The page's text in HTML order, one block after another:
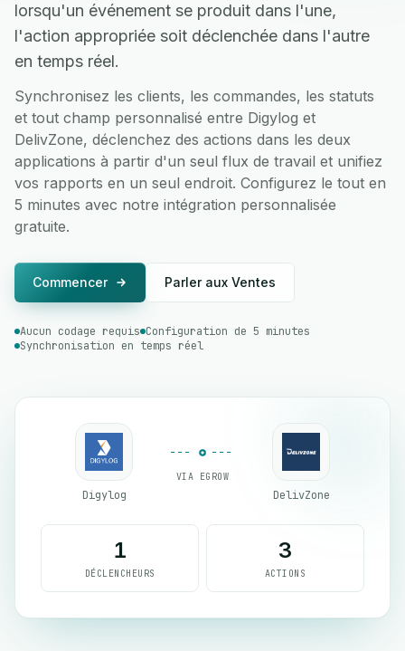
lorsqu'un événement se produit dans l'une,
l'action appropriée soit déclenchée dans l'autre
en temps réel.
Synchronisez les clients, les commandes, les statuts
et tout champ personnalisé entre Digylog et
DelivZone, déclenchez des actions dans les deux
applications à partir d'un seul flux de travail et unifiez
vos rapports en un seul endroit. Configurez le tout en
5 minutes avec notre intégration personnalisée
gratuite.
Commencer Parler aux Ventes
Aucun codage requis Configuration de 5 minutes
Synchronisation en temps réel
Digylog
VIA EGROW
DelivZone
1
DÉCLENCHEURS
3
ACTIONS